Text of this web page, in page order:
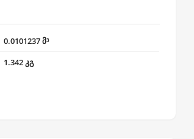
0.0101237 მ³
1.342 კგ